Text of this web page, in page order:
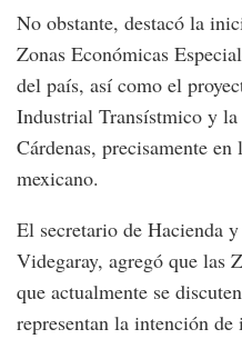
No obstante, destacó la
Zonas Económicas
del país, así como el
Industrial Transístmico y
Cárdenas, precisamente
mexicano.
El secretario de Hacienda
Videgaray, agregó que las
que actualmente se
representan la intención